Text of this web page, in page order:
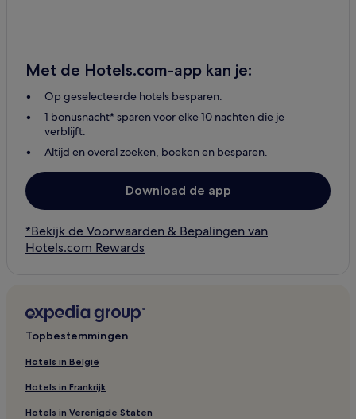
Met de Hotels.com-app kan je:
Op geselecteerde hotels besparen.
1 bonusnacht* sparen voor elke 10 nachten die je
verblijft.
Altijd en overal zoeken, boeken en besparen.
Download de app
*Bekijk de Voorwaarden & Bepalingen van
Hotels.com Rewards
Topbestemmingen
Hotels in België
Hotels in Frankrijk
Hotels in Verenigde Staten